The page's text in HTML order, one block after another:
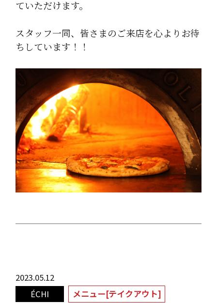
ていただけます。
スタッフ一同、皆さまのご来店を心よりお待
ちしています！！
2023.05.12
ÉCHI
メニュー[テイクアウト]